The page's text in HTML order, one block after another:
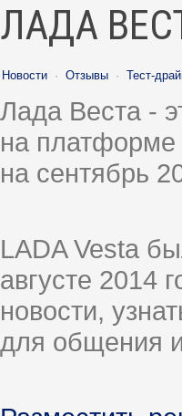
ЛАДА
Новости · Отзывы · Тест-
Лада Веста -
на платформе
на сентябрь
LADA Vesta
августе 2014
новости,
для общения